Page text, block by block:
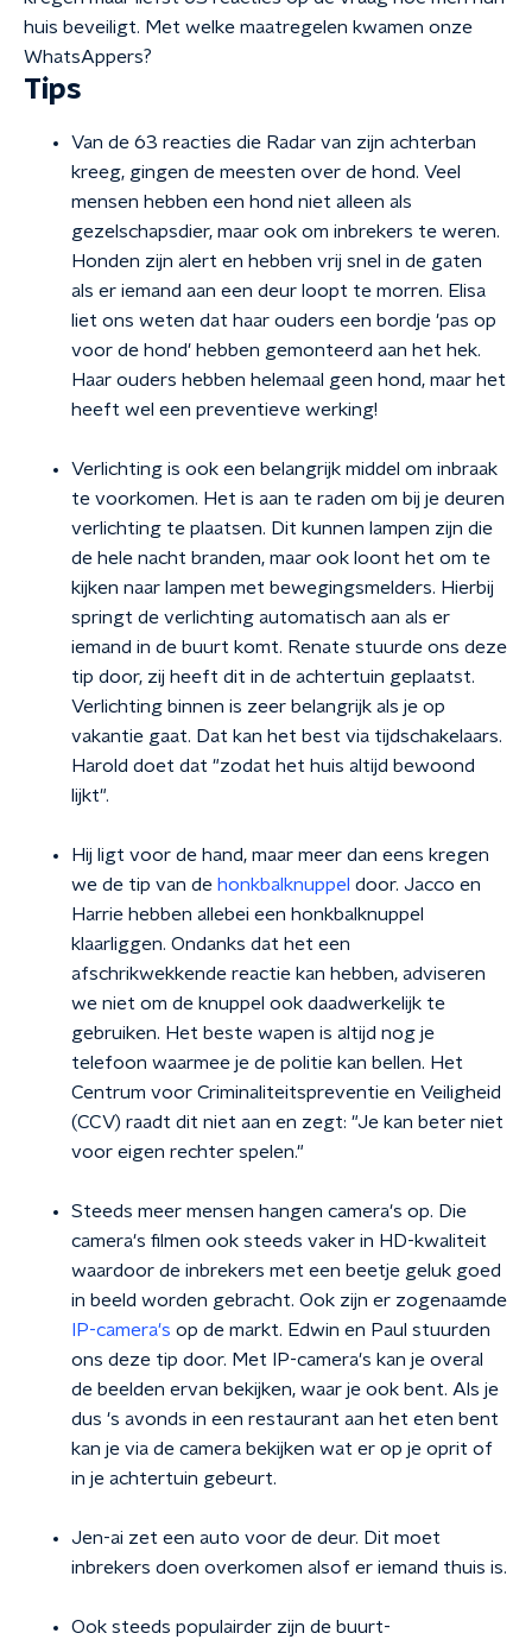
huis beveiligt. Met welke maatregelen kwamen onze
WhatsAppers?
Tips
Van de 63 reacties die Radar van zijn achterban
kreeg, gingen de meesten over de hond. Veel
mensen hebben een hond niet alleen als
gezelschapsdier, maar ook om inbrekers te weren.
Honden zijn alert en hebben vrij snel in de gaten
als er iemand aan een deur loopt te morren. Elisa
liet ons weten dat haar ouders een bordje 'pas op
voor de hond' hebben gemonteerd aan het hek.
Haar ouders hebben helemaal geen hond, maar het
heeft wel een preventieve werking!
Verlichting is ook een belangrijk middel om inbraak
te voorkomen. Het is aan te raden om bij je deuren
verlichting te plaatsen. Dit kunnen lampen zijn die
de hele nacht branden, maar ook loont het om te
kijken naar lampen met bewegingsmelders. Hierbij
springt de verlichting automatisch aan als er
iemand in de buurt komt. Renate stuurde ons deze
tip door, zij heeft dit in de achtertuin geplaatst.
Verlichting binnen is zeer belangrijk als je op
vakantie gaat. Dat kan het best via tijdschakelaars.
Harold doet dat "zodat het huis altijd bewoond
lijkt".
Hij ligt voor de hand, maar meer dan eens kregen
we de tip van de honkbalknuppel door. Jacco en
Harrie hebben allebei een honkbalknuppel
klaarliggen. Ondanks dat het een
afschrikwekkende reactie kan hebben, adviseren
we niet om de knuppel ook daadwerkelijk te
gebruiken. Het beste wapen is altijd nog je
telefoon waarmee je de politie kan bellen. Het
Centrum voor Criminaliteitspreventie en Veiligheid
(CCV) raadt dit niet aan en zegt: "Je kan beter niet
voor eigen rechter spelen."
Steeds meer mensen hangen camera's op. Die
camera's filmen ook steeds vaker in HD-kwaliteit
waardoor de inbrekers met een beetje geluk goed
in beeld worden gebracht. Ook zijn er zogenaamde
IP-camera's op de markt. Edwin en Paul stuurden
ons deze tip door. Met IP-camera's kan je overal
de beelden ervan bekijken, waar je ook bent. Als je
dus 's avonds in een restaurant aan het eten bent
kan je via de camera bekijken wat er op je oprit of
in je achtertuin gebeurt.
Jen-ai zet een auto voor de deur. Dit moet
inbrekers doen overkomen alsof er iemand thuis is.
Ook steeds populairder zijn de buurt-